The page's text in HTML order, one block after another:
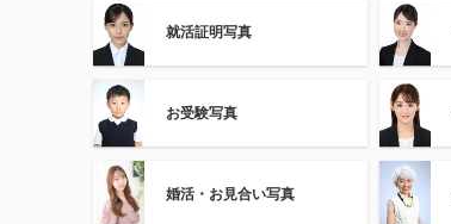
就活証明写真
お受験写真
婚活・お見合い写真